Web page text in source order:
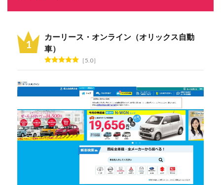
カーリース・オンライン（オリックス自動
車）
5.0